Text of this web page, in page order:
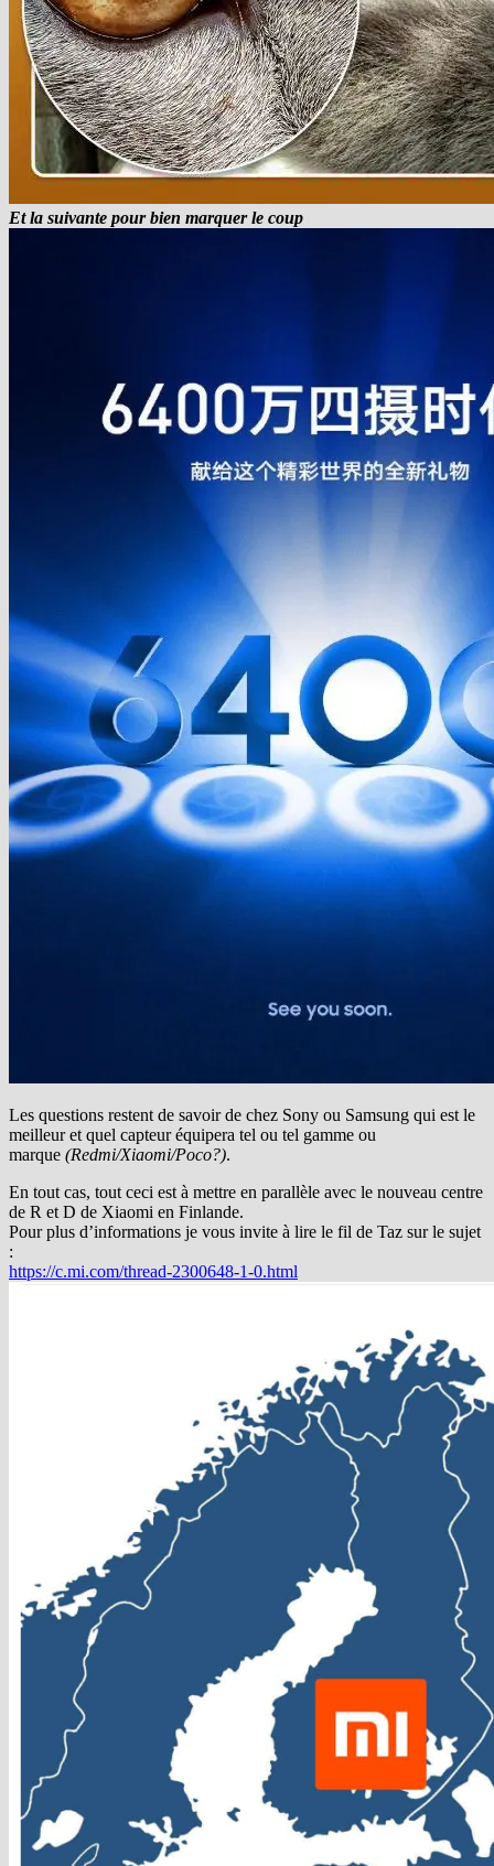
Et la suivante pour bien marquer le coup
Les questions restent de savoir de chez Sony ou Samsung qui est le
meilleur et quel capteur équipera tel ou tel gamme ou
marque (Redmi/Xiaomi/Poco?).
En tout cas, tout ceci est à mettre en parallèle avec le nouveau centre
de R et D de Xiaomi en Finlande.
Pour plus d’informations je vous invite à lire le fil de Taz sur le sujet
:
https://c.mi.com/thread-2300648-1-0.html